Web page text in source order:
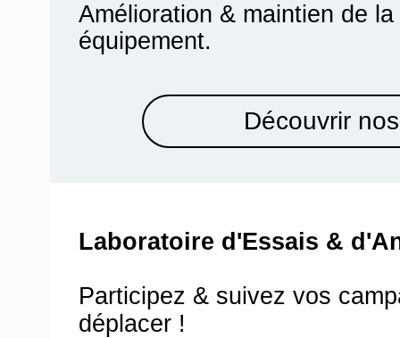
Amélioration & maintien de la
équipement.
Découvrir
Laboratoire d'Essais &
Participez & suivez vos
déplacer !